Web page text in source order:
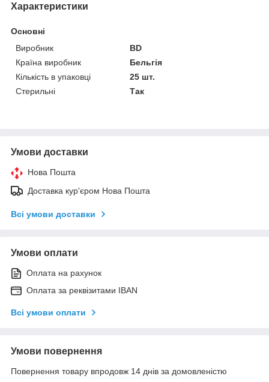
Характеристики
Основні
Виробник
BD
Країна виробник
Бельгія
Кількість в упаковці
25 шт.
Стерильні
Так
Умови доставки
Нова Пошта
Доставка кур'єром Нова Пошта
Всі умови доставки
Умови оплати
Оплата на рахунок
Оплата за реквізитами IBAN
Всі умови оплати
Умови повернення
Повернення товару впродовж 14 днів за домовленістю